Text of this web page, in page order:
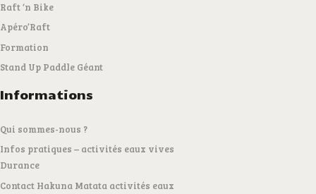
Raft ‘n Bike
Apéro’Raft
Formation
Stand Up Paddle Géant
Informations
Qui sommes-nous ?
Infos pratiques – activités eaux vives
Durance
Contact Hakuna Matata activités eaux